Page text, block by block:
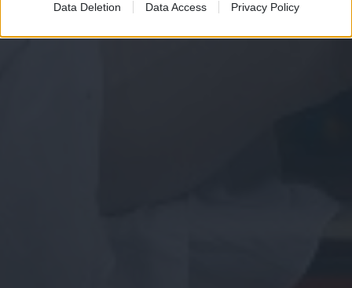
Data Deletion Data Access Privacy Policy